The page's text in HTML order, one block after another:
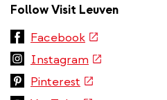
Follow Visit Leuven
Facebook(link
external)
Instagram (link
is
Pinterest (link